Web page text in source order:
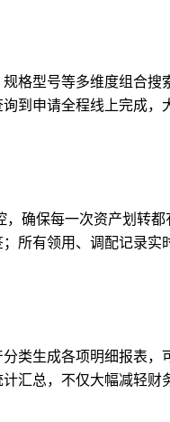
格型号等多维度组合
申请全程线上完成，
确保每一次资产划转
所有领用、调配记录实
类生成各项明细报表
汇总，不仅大幅减轻